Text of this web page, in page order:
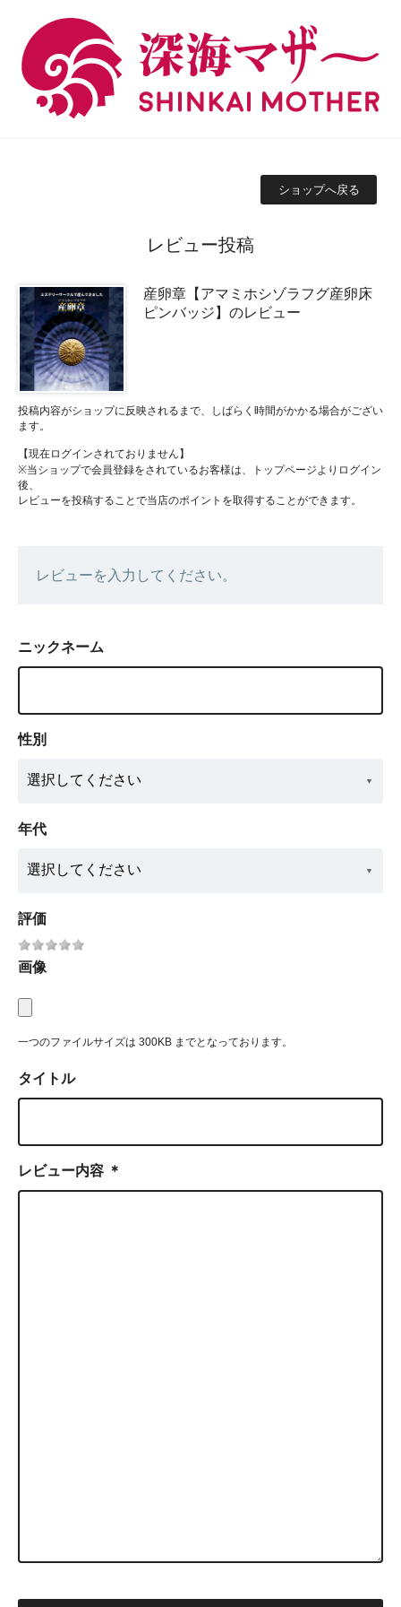
ショップへ戻る
レビュー投稿
産卵章【アマミホシゾラフグ産卵床
ピンバッジ】のレビュー
投稿内容がショップに反映されるまで、しばらく時間がかかる場合がござい
ます。
【現在ログインされておりません】
※当ショップで会員登録をされているお客様は、トップページよりログイン
後、
レビューを投稿することで当店のポイントを取得することができます。
レビューを入力してください。
ニックネーム
性別
年代
評価
画像
一つのファイルサイズは 300KB までとなっております。
タイトル
レビュー内容 ＊